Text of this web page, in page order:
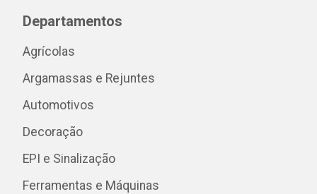
Departamentos
Agrícolas
Argamassas e Rejuntes
Automotivos
Decoração
EPI e Sinalização
Ferramentas e Máquinas